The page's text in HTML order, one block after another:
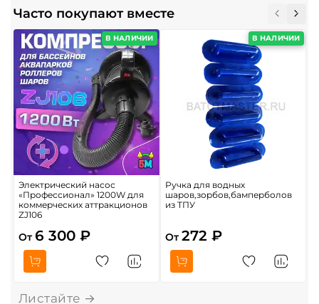
Часто покупают вместе
В НАЛИЧИИ
Электрический насос
«Профессионал» 1200W для
коммерческих аттракционов
ZJ106
От 6 300 ₽
В НАЛИЧИИ
Ручка для водных
шаров,зорбов,бамперболов
из ТПУ
От 272 ₽